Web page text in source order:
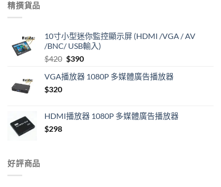
精撰貨品
10寸小型迷你監控顯示屏 (HDMI /VGA / AV
/BNC/ USB輸入)
$420 Original
was:
$390Current
is:
VGA播放器 1080P 多媒體廣告播放器
$320
HDMI播放器 1080P 多媒體廣告播放器
$298
好評商品